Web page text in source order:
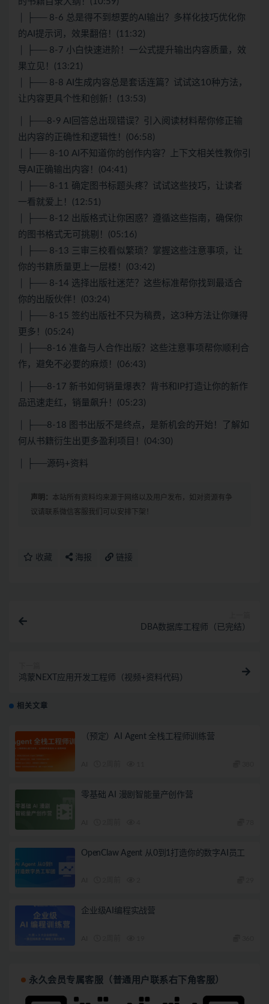
│ ├── 8-6 总是得不到想要的AI输出？多样化技巧优化你
的AI提示词，效果翻倍！(11:32)
│ ├── 8-7 小白快速进阶！一公式提升输出内容质量，效
果立见！(13:21)
│ ├── 8-8 AI生成内容总是套话连篇？试试这10种方法，
让内容更具个性和创新！(13:53)
│ ├──8-9 AI回答总出现错误？引入阅读材料帮你修正输
出内容的正确性和逻辑性！(06:58)
│ ├── 8-10 AI不知道你的创作内容？上下文相关性教你引
导AI正确输出内容！(04:41)
│ ├── 8-11 确定图书标题头疼？试试这些技巧，让读者
一看就爱上！(12:51)
│ ├── 8-12 出版格式让你困惑？遵循这些指南，确保你
的图书格式无可挑剔！(05:16)
│ ├── 8-13 三审三校看似繁琐？掌握这些注意事项，让
你的书籍质量更上一层楼！(03:42)
│ ├── 8-14 选择出版社迷茫？这些标准帮你找到最适合
你的出版伙伴！(03:24)
│ ├── 8-15 签约出版社不只为稿费，这3种方法让你赚得
更多！(05:24)
│ ├──8-16 准备与人合作出版？这些注意事项帮你顺利合
作，避免不必要的麻烦！(06:43)
│ ├──8-17 新书如何销量爆表？背书和IP打造让你的新作
品迅速走红，销量飙升！(05:23)
│ ├──8-18 图书出版不是终点，是新机会的开始！了解如
何从书籍衍生出更多盈利项目！(04:30)
│ ├──源码+资料
声明： 本站所有资料均来源于网络以及用户发布，如对资源有争
议请联系微信客服我们可以安排下架！
收藏 海报 链接
DBA数据库工程师（已完结）
鸿蒙NEXT应用开发工程师（视频+资料代码）
相关文章
（预定）AI Agent 全栈工程师训练营
零基础 AI 漫剧智能量产创作营
OpenClaw Agent 从0到1打造你的数字AI员工
企业级AI编程实战营
永久会员专属客服（普通用户联系右下角客服）